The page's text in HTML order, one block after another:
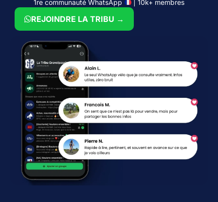
1re communauté WhatsApp | 10k+ membres
REJOINDRE LA TRIBU →